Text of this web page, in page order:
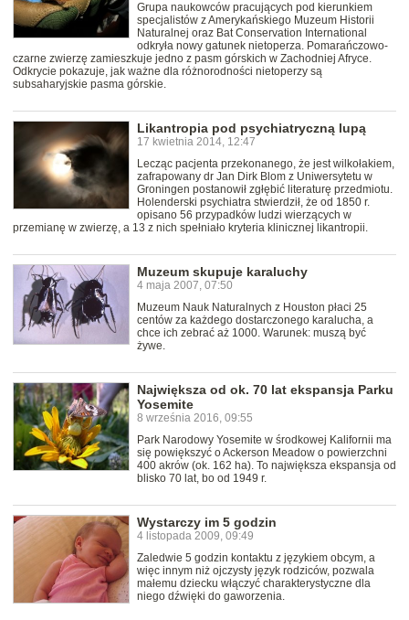
Grupa naukowców pracujących pod kierunkiem
specjalistów z Amerykańskiego Muzeum Historii
Naturalnej oraz Bat Conservation International
odkryła nowy gatunek nietoperza. Pomarańczowo-
czarne zwierzę zamieszkuje jedno z pasm górskich w Zachodniej Afryce.
Odkrycie pokazuje, jak ważne dla różnorodności nietoperzy są
subsaharyjskie pasma górskie.
Likantropia pod psychiatryczną lupą
17 kwietnia 2014, 12:47
Lecząc pacjenta przekonanego, że jest wilkołakiem,
zafrapowany dr Jan Dirk Blom z Uniwersytetu w
Groningen postanowił zgłębić literaturę przedmiotu.
Holenderski psychiatra stwierdził, że od 1850 r.
opisano 56 przypadków ludzi wierzących w
przemianę w zwierzę, a 13 z nich spełniało kryteria klinicznej likantropii.
Muzeum skupuje karaluchy
4 maja 2007, 07:50
Muzeum Nauk Naturalnych z Houston płaci 25
centów za każdego dostarczonego karalucha, a
chce ich zebrać aż 1000. Warunek: muszą być
żywe.
Największa od ok. 70 lat ekspansja Parku
Yosemite
8 września 2016, 09:55
Park Narodowy Yosemite w środkowej Kalifornii ma
się powiększyć o Ackerson Meadow o powierzchni
400 akrów (ok. 162 ha). To największa ekspansja od
blisko 70 lat, bo od 1949 r.
Wystarczy im 5 godzin
4 listopada 2009, 09:49
Zaledwie 5 godzin kontaktu z językiem obcym, a
więc innym niż ojczysty język rodziców, pozwala
małemu dziecku włączyć charakterystyczne dla
niego dźwięki do gaworzenia.